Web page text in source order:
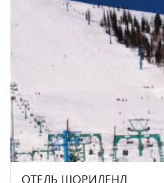
ОТЕЛЬ ШОРИЛЕНД